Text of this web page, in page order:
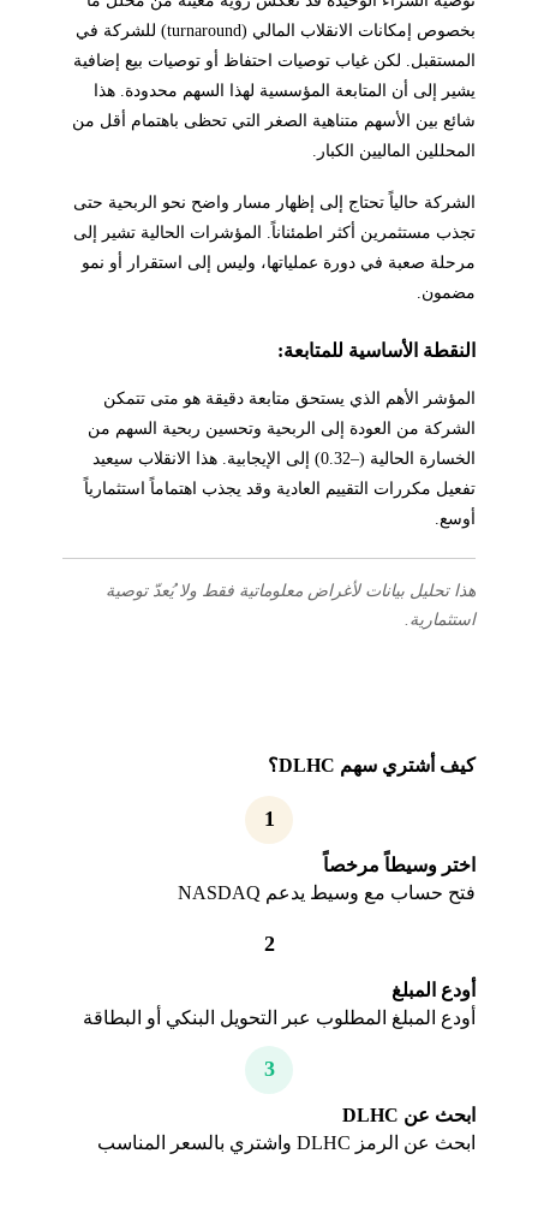
بخصوص إمكانات الانقلاب المالي (turnaround) للشركة في
المستقبل. لكن غياب توصيات احتفاظ أو توصيات بيع إضافية
يشير إلى أن المتابعة المؤسسية لهذا السهم محدودة. هذا
شائع بين الأسهم متناهية الصغر التي تحظى باهتمام أقل من
المحللين الماليين الكبار.
الشركة حالياً تحتاج إلى إظهار مسار واضح نحو الربحية حتى
تجذب مستثمرين أكثر اطمئناناً. المؤشرات الحالية تشير إلى
مرحلة صعبة في دورة عملياتها، وليس إلى استقرار أو نمو
مضمون.
النقطة الأساسية للمتابعة:
المؤشر الأهم الذي يستحق متابعة دقيقة هو متى تتمكن
الشركة من العودة إلى الربحية وتحسين ربحية السهم من
الخسارة الحالية (–0.32) إلى الإيجابية. هذا الانقلاب سيعيد
تفعيل مكررات التقييم العادية وقد يجذب اهتماماً استثمارياً
أوسع.
هذا تحليل بيانات لأغراض معلوماتية فقط ولا يُعدّ توصية
استثمارية.
كيف أشتري سهم DLHC؟
1
اختر وسيطاً مرخصاً
فتح حساب مع وسيط يدعم NASDAQ
2
أودع المبلغ
أودع المبلغ المطلوب عبر التحويل البنكي أو البطاقة
3
ابحث عن DLHC
ابحث عن الرمز DLHC واشتري بالسعر المناسب